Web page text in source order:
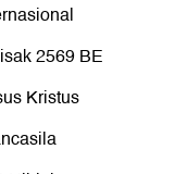
2569 BE
Kristus